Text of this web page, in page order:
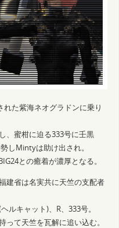
た紫海ネオグラドンに乗り
、蜜柑に迫る333号に壬黒
しMintyは助け出され。
との癒着が濃厚となる。
建省は名実共に天竺の支配者
ルキャット)、R、333号。
て天竺を瓦解に追い込む。